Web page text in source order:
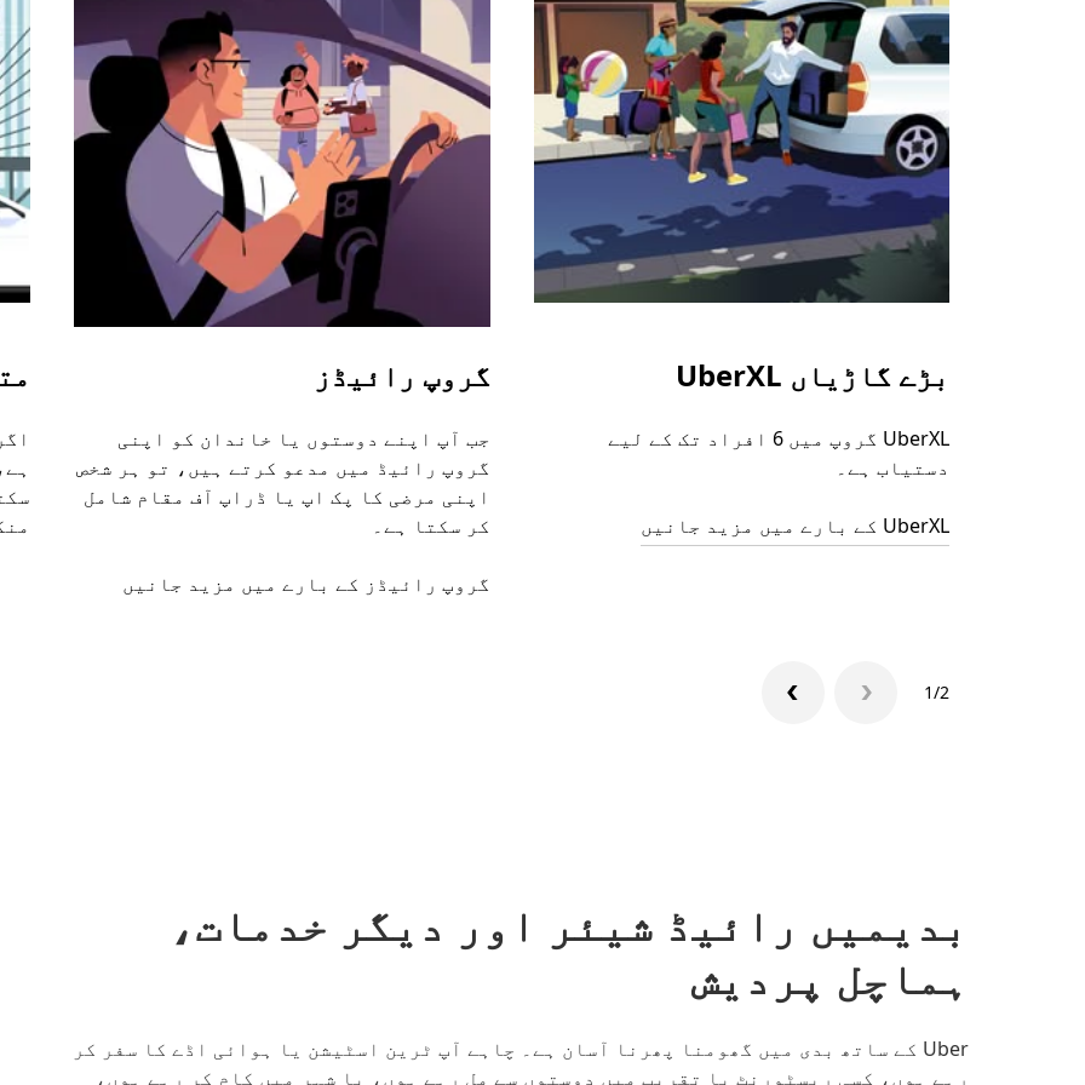
بڑے گاڑیاں UberXL
UberXL گروپ میں 6 افراد تک کے لیے
دستیاب ہے۔
UberXL کے بارے میں مزید جانیں
گروپ رائیڈز
جب آپ اپنے دوستوں یا خاندان کو اپنی
گروپ رائیڈ میں مدعو کرتے ہیں، تو ہر شخص
اپنی مرضی کا پک اپ یا ڈراپ آف مقام شامل
کر سکتا ہے۔
گروپ رائیڈز کے بارے میں مزید جانیں
1/2
بدیمیں رائیڈ شیئر اور دیگر خدمات،
ہماچل پردیش
Uber کے ساتھ بدی میں گھومنا پھرنا آسان ہے۔ چاہے آپ ٹرین اسٹیشن یا ہوائی اڈے کا سفر کر
رہے ہوں، کسی ریسٹورنٹ یا تقریب میں دوستوں سے مل رہے ہوں، یا شہر میں کام کر رہے ہوں،